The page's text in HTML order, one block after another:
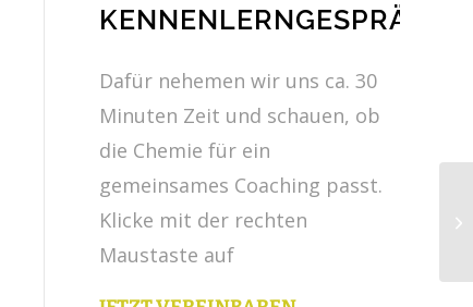
KENNENLERNGESPRÄCH
Dafür nehemen wir uns ca. 30
Minuten Zeit und schauen, ob
die Chemie für ein
gemeinsames Coaching passt.
Klicke mit der rechten
Maustaste auf